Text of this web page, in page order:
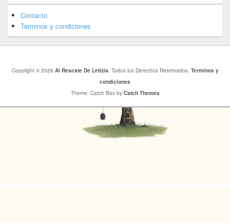
Contacto
Terminos y condiciones
Copyright © 2026 Al Rescate De Letizia. Todos los Derechos Reservados. Terminos y
condiciones
Theme: Catch Box by Catch Themes